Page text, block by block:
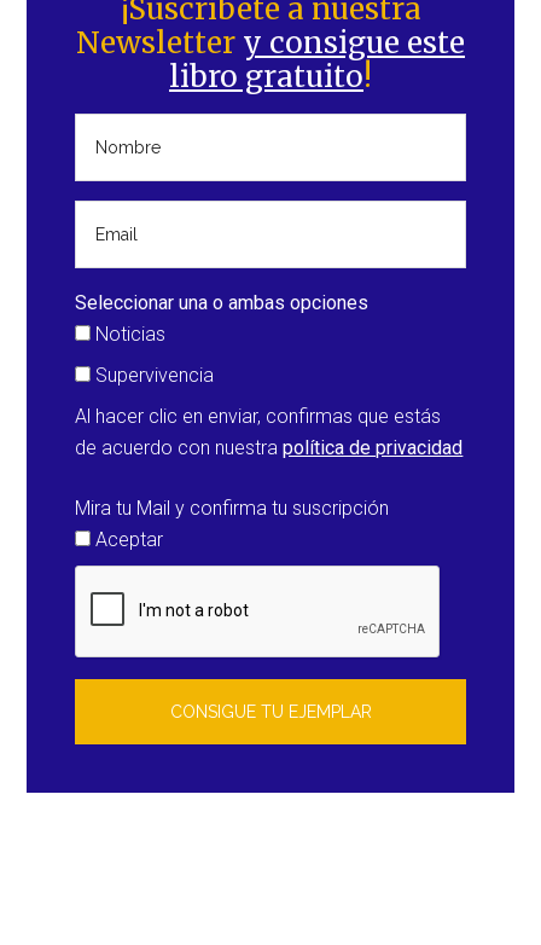
principal
¡Suscríbete a nuestra
Newsletter y consigue este
libro gratuito!
Seleccionar una o ambas opciones
Noticias
Supervivencia
Al hacer clic en enviar, confirmas que estás
de acuerdo con nuestrapolítica de privacidad
Mira tu Mail y confirma tu suscripción
Aceptar